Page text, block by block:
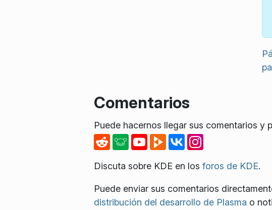
Comentarios
Puede hacernos llegar sus comentarios y
Discuta sobre KDE en los foros de KDE.
Puede enviar sus comentarios
distribución del desarrollo de Plasma o